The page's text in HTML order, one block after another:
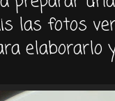
las fotos
elaborarlo